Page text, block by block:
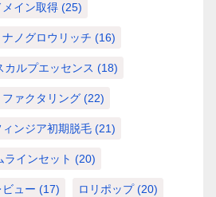
メイン取得 (25)
ナノグロウリッチ (16)
カルプエッセンス (18)
ファクタリング (22)
ィンジア初期脱毛 (21)
インセット (20)
ビュー (17) ロリポップ(20)